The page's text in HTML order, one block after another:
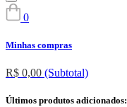
0
Minhas compras
R$ 0,00 (Subtotal)
Últimos produtos adicionados: